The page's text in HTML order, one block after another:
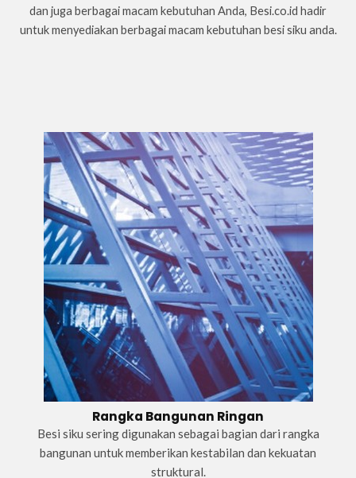
dan juga berbagai macam kebutuhan Anda, Besi.co.id hadir
untuk menyediakan berbagai macam kebutuhan besi siku anda.
Rangka Bangunan Ringan
Besi siku sering digunakan sebagai bagian dari rangka
bangunan untuk memberikan kestabilan dan kekuatan
struktural.